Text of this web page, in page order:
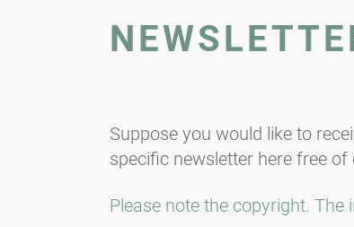
Suppose you would like to
specific newsletter here free of
Please note the copyright.